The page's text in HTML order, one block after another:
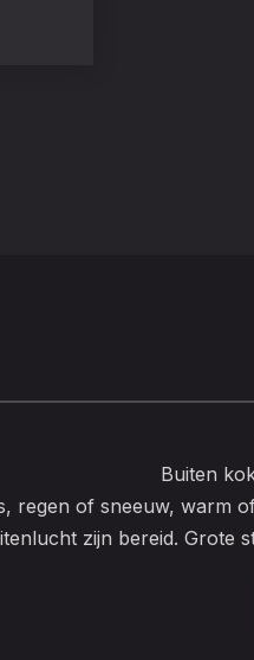
Buiten
regen of sneeuw, warm
zijn bereid. Grote